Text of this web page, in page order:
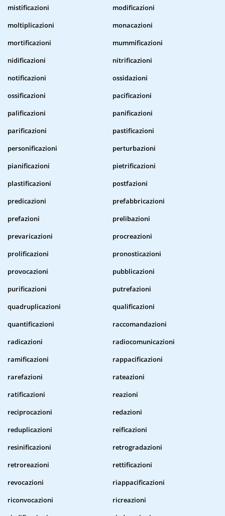
mistificazioni
modificazioni
moltiplicazioni
monacazioni
mortificazioni
mummificazioni
nidificazioni
nitrificazioni
notificazioni
ossidazioni
ossificazioni
pacificazioni
palificazioni
panificazioni
parificazioni
pastificazioni
personificazioni
perturbazioni
pianificazioni
pietrificazioni
plastificazioni
postfazioni
predicazioni
prefabbricazioni
prefazioni
prelibazioni
prevaricazioni
procreazioni
prolificazioni
pronosticazioni
provocazioni
pubblicazioni
purificazioni
putrefazioni
quadruplicazioni
qualificazioni
quantificazioni
raccomandazioni
radicazioni
radiocomunicazioni
ramificazioni
rappacificazioni
rarefazioni
rateazioni
ratificazioni
reazioni
reciprocazioni
redazioni
reduplicazioni
reificazioni
resinificazioni
retrogradazioni
retroreazioni
rettificazioni
revocazioni
riappacificazioni
riconvocazioni
ricreazioni